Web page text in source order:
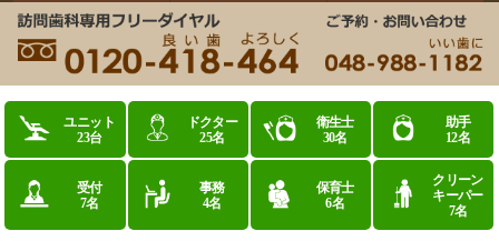
ユニット
23台
ドクター
25名
衛生士
30名
助手
12名
受付
7名
事務
4名
保育士
6名
クリーン
キーパー
7名